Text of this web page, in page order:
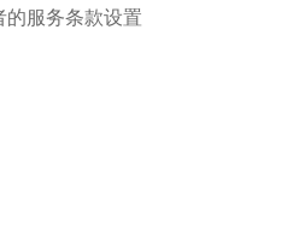
服务条款设置